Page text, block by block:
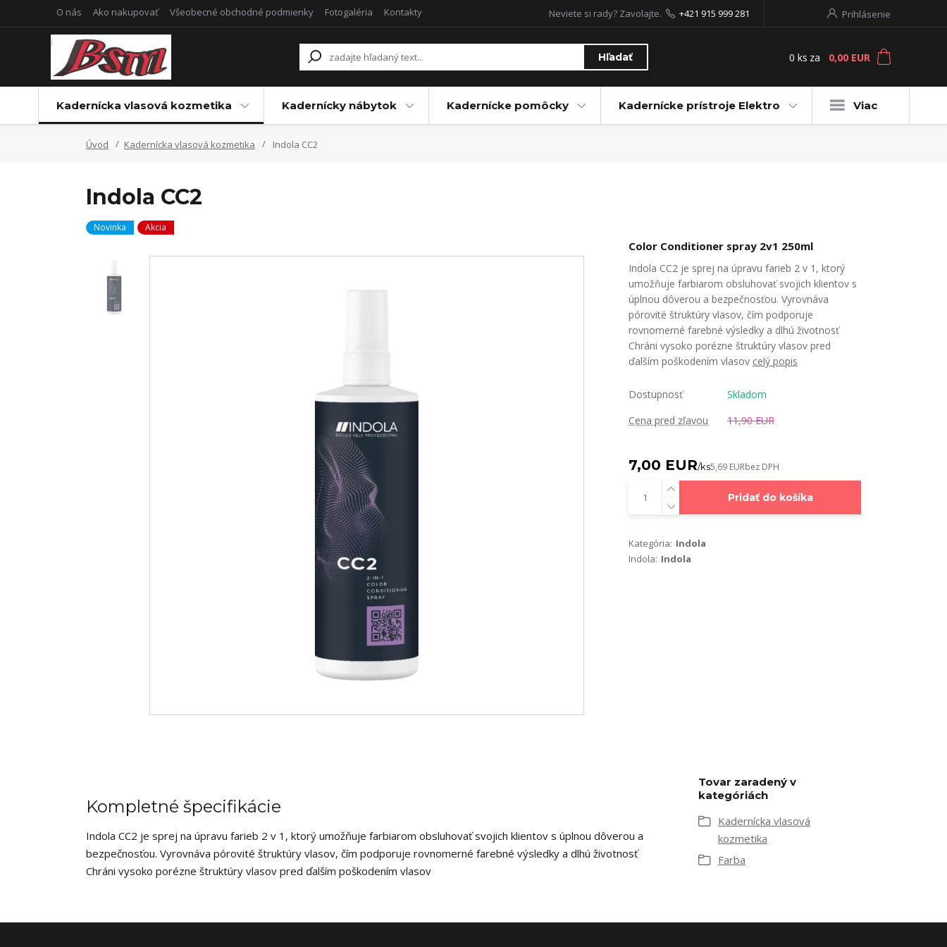
O nás Ako nakupovať Všeobecné obchodné podmienky Fotogaléria Kontakty Prihlásenie
Hľadať
Neviete si rady? Zavolajte. +421 915 999 281
0 ks za 0,00 EUR
Kadernícka vlasová kozmetika Kadernícky nábytok Kadernícke pomôcky Kadernícke prístroje Elektro Viac
Úvod Kadernícka vlasová kozmetika Indola CC2
Indola CC2
Novinka Akcia
Color Conditioner spray 2v1 250ml
Indola CC2 je sprej na úpravu farieb 2 v 1, ktorý
umožňuje farbiarom obsluhovať svojich klientov s
úplnou dôverou a bezpečnosťou.​ Vyrovnáva
pórovité štruktúry vlasov, čím podporuje
rovnomerné farebné výsledky a dlhú životnosť ​
Chráni vysoko porézne štruktúry vlasov pred
ďalším poškodením vlasov ​ celý popis
Dostupnosť
Skladom
Cena pred zľavou
11,90 EUR
7,00 EUR/ks5,69 EURbez DPH
Pridať do košíka
Kategória: Indola
Indola: Indola
Kompletné špecifikácie
Indola CC2 je sprej na úpravu farieb 2 v 1, ktorý umožňuje farbiarom obsluhovať svojich klientov s úplnou dôverou a
bezpečnosťou.​ Vyrovnáva pórovité štruktúry vlasov, čím podporuje rovnomerné farebné výsledky a dlhú životnosť ​
Chráni vysoko porézne štruktúry vlasov pred ďalším poškodením vlasov ​
Tovar zaradený v
kategóriách
Kadernícka vlasová
kozmetika
Farba